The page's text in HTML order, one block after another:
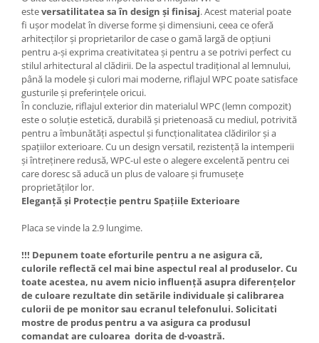
esteversatilitatea sa în design și finisaj. Acest material poate
fi ușor modelat în diverse forme și dimensiuni, ceea ce oferă
arhitecților și proprietarilor de case o gamă largă de opțiuni
pentru a-și exprima creativitatea și pentru a se potrivi perfect cu
stilul arhitectural al clădirii. De la aspectul tradițional al lemnului,
până la modele și culori mai moderne, riflajul WPC poate satisface
gusturile și preferințele oricui.
În concluzie, riflajul exterior din materialul WPC (lemn compozit)
este o soluție estetică, durabilă și prietenoasă cu mediul, potrivită
pentru a îmbunătăți aspectul și funcționalitatea clădirilor și a
spațiilor exterioare. Cu un design versatil, rezistență la intemperii
și întreținere redusă, WPC-ul este o alegere excelentă pentru cei
care doresc să aducă un plus de valoare și frumusețe
proprietăților lor.
Eleganță și Protecție pentru Spațiile Exterioare
Placa se vinde la 2.9 lungime.
!!! Depunem toate eforturile pentru a ne asigura că,
culorile reflectă cel mai bine aspectul real al produselor. Cu
toate acestea, nu avem nicio influență asupra diferențelor
de culoare rezultate din setările individuale și calibrarea
culorii de pe monitor sau ecranul telefonului. Solicitati
mostre de produs pentru a va asigura ca produsul
comandat are culoarea dorita de d-voastră.